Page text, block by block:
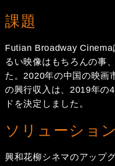
課題
Futian Broadway Cinema
るい映像はもちろんの事
た。2020年の中国の映画
の興行収入は、2019年の
ドを決定しました。
ソリューション
興和花柳シネマのアップ